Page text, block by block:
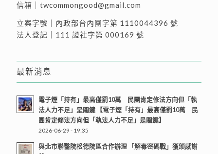
信箱｜ twcommongood@gmail.com
立案字號｜內政部台內團字第 1110044396 號
法人登記｜111 證社字第 000169 號
最新消息
電子煙「持有」最高僅罰10萬 民團肯定修法方向但「執
法人力不足」是關鍵 【電子煙「持有」最高僅罰10萬 民
團肯定修法方向但「執法人力不足」是關鍵】
2026-06-29 - 19:35
與北市聯醫院松德院區合作辦理 「解毒密碼戰」獲頒感謝